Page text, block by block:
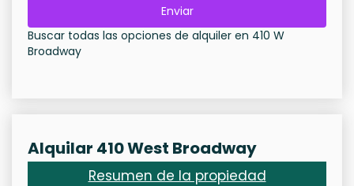
Enviar
Buscar todas las opciones de alquiler en 410 W
Broadway
Alquilar 410 West Broadway
Resumen de la propiedad